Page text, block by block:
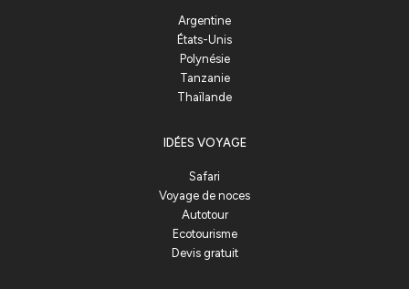
Argentine
États-Unis
Polynésie
Tanzanie
Thaïlande
IDÉES VOYAGE
Safari
Voyage de noces
Autotour
Ecotourisme
Devis gratuit